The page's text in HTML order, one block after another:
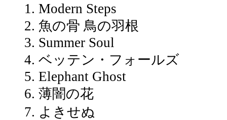
1. Modern Steps
2. 魚の骨 鳥の羽根
3. Summer Soul
4. ベッテン・フォールズ
5. Elephant Ghost
6. 薄闇の花
7. よきせぬ